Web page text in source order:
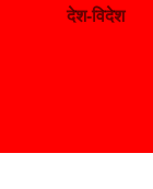
देश-विदेश